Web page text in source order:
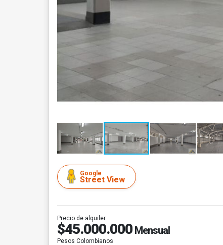
Google
Street View
Precio de alquiler
$45.000.000 Mensual
Pesos Colombianos